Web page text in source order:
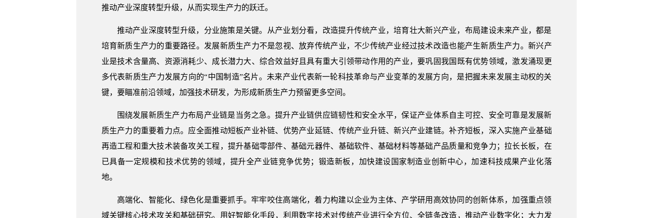
推动产业深度转型升级，从而实现生产力的跃迁。
推动产业深度转型升级，分业施策是关键。从产业划分看，改造提升传统产业，培育壮大新兴产业，布局建设未来产业，都是
培育新质生产力的重要路径。发展新质生产力不是忽视、放弃传统产业，不少传统产业经过技术改造也能产生新质生产力。新兴产
业是技术含量高、资源消耗少、成长潜力大、综合效益好且具有重大引领带动作用的产业，要巩固我国既有优势领域，激发涌现更
多代表新质生产力发展方向的“中国制造”名片。未来产业代表新一轮科技革命与产业变革的发展方向，是把握未来发展主动权的关
键，要瞄准前沿领域，加强技术研发，为形成新质生产力预留更多空间。
围绕发展新质生产力布局产业链是当务之急。提升产业链供应链韧性和安全水平，保证产业体系自主可控、安全可靠是发展新
质生产力的重要着力点。应全面推动短板产业补链、优势产业延链、传统产业升链、新兴产业建链。补齐短板，深入实施产业基础
再造工程和重大技术装备攻关工程，提升基础零部件、基础元器件、基础软件、基础材料等基础产品质量和竞争力；拉长长板，在
已具备一定规模和技术优势的领域，提升全产业链竞争优势；锻造新板，加快建设国家制造业创新中心，加速科技成果产业化落
地。
高端化、智能化、绿色化是重要抓手。牢牢咬住高端化，着力构建以企业为主体、产学研用高效协同的创新体系，加强重点领
域关键核心技术攻关和基础研究。用好智能化手段，利用数字技术对传统产业进行全方位、全链条改造，推动产业数字化；大力发